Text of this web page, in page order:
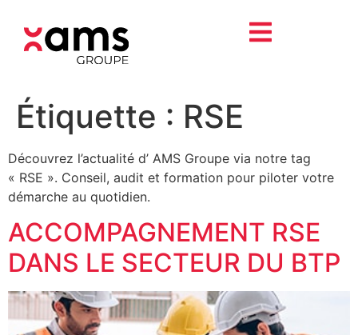
Étiquette : RSE
Découvrez l’actualité d’ AMS Groupe via notre tag
« RSE ». Conseil, audit et formation pour piloter votre
démarche au quotidien.
ACCOMPAGNEMENT RSE
DANS LE SECTEUR DU BTP